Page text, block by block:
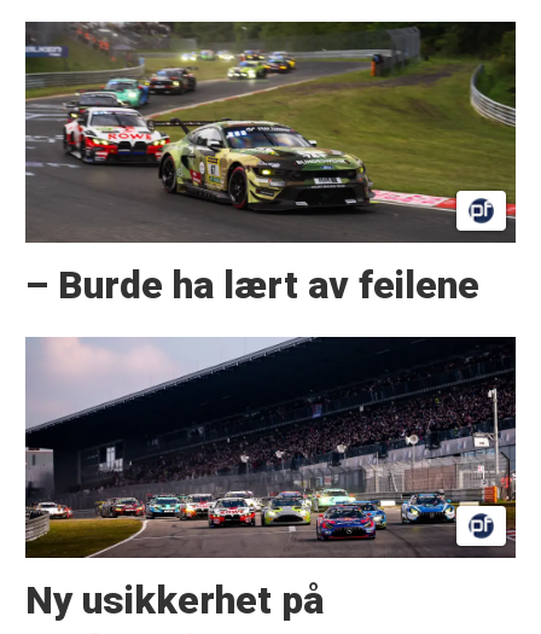
– Burde ha lært av feilene
Ny usikkerhet på